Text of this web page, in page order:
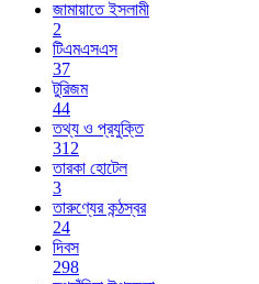
জামায়াতে ইসলামী
2
টিএমএসএস
37
টুরিজম
44
তথ্য ও প্রযুক্তি
312
তারকা হোটেল
3
তারুণ্যের কন্ঠস্বর
24
দিবস
298